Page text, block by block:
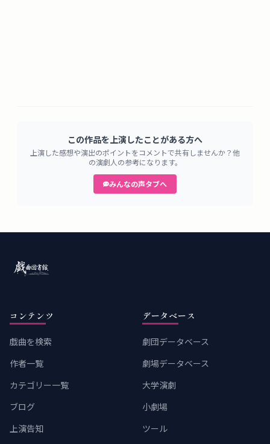
この作品を上演したことがある方へ
上演した感想や演出のポイントをコメントで共有しませんか？他
の演劇人の参考になります。
みんなの声タブへ
コンテンツ
戯曲を検索
作者一覧
カテゴリー一覧
ブログ
上演告知
データベース
劇団データベース
劇場データベース
大学演劇
小劇場
ツール